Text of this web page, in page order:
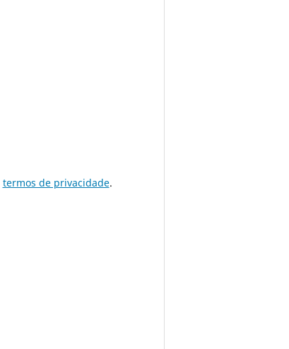
termos de privacidade.